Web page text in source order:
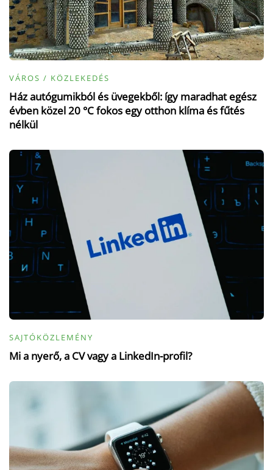
VÁROS / KÖZLEKEDÉS
Ház autógumikból és üvegekből: így maradhat egész
évben közel 20 °C fokos egy otthon klíma és fűtés
nélkül
SAJTÓKÖZLEMÉNY
Mi a nyerő, a CV vagy a LinkedIn-profil?